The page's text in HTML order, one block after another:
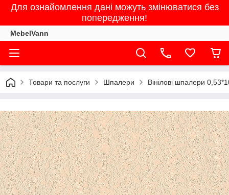
Для ознайомлення дані можуть змінюватися без
попередження!
MebelVann
Товари та послуги Шпалери Вінілові шпалери